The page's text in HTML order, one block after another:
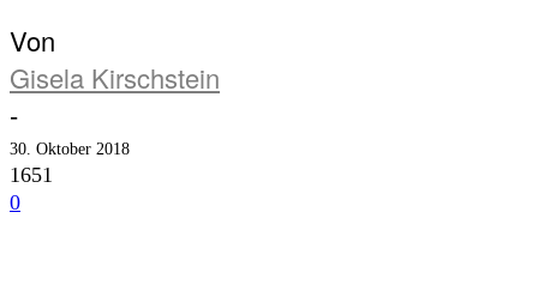
Von
Gisela Kirschstein
-
30. Oktober 2018
1651
0